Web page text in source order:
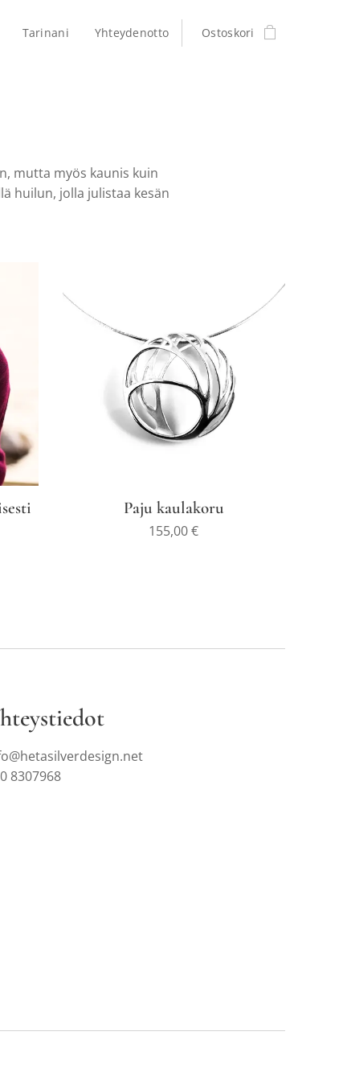
Tarinani Yhteydenotto Ostoskori
mutta myös kaunis kuin
huilun, jolla julistaa kesän
Paju kaulakoru
155,00€
8307968